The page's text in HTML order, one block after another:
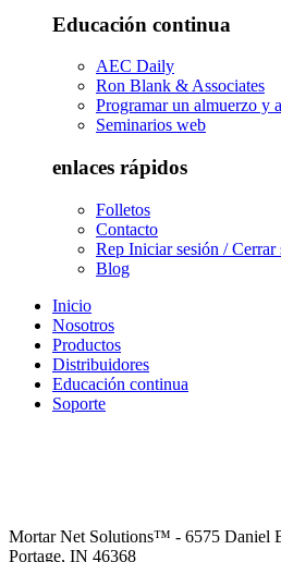
Educación continua
AEC Daily
Ron Blank & Associates
Programar un almuerzo y
Seminarios web
enlaces rápidos
Folletos
Contacto
Rep Iniciar sesión / Cerrar
Blog
Inicio
Nosotros
Productos
Distribuidores
Educación continua
Soporte
Mortar Net Solutions™ - 6575 Daniel
Portage, IN 46368